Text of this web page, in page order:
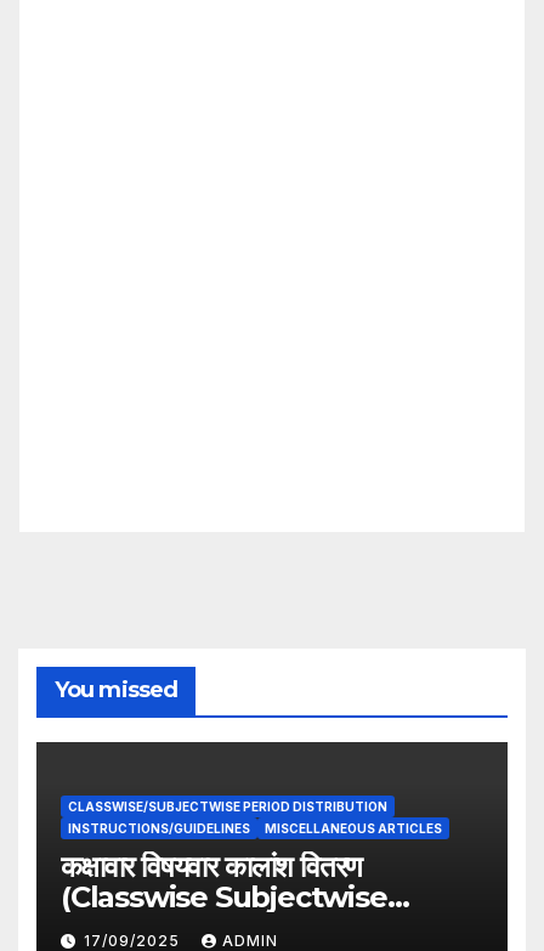
You missed
CLASSWISE/SUBJECTWISE PERIOD DISTRIBUTION
INSTRUCTIONS/GUIDELINES
MISCELLANEOUS ARTICLES
कक्षावार विषयवार कालांश वितरण
(Classwise Subjectwise
period distribution)
17/09/2025 ADMIN